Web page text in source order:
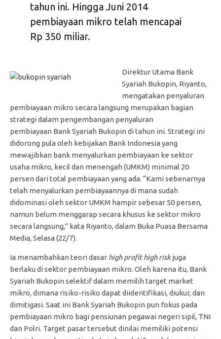
tahun ini. Hingga Juni 2014
pembiayaan mikro telah mencapai
Rp 350 miliar.
Direktur Utama Bank
Syariah Bukopin, Riyanto,
mengatakan penyaluran
pembiayaan mikro secara langsung merupakan bagian
strategi dalam pengembangan penyaluran
pembiayaan Bank Syariah Bukopin di tahun ini. Strategi ini
didorong pula oleh kebijakan Bank Indonesia yang
mewajibkan bank menyalurkan pembiayaan ke sektor
usaha mikro, kecil dan menengah (UMKM) minimal 20
persen dari total pembiayaan yang ada. “Kami sebenarnya
telah menyalurkan pembiayaannya di mana sudah
didominasi oleh sektor UMKM hampir sebesar 50 persen,
namun belum menggarap secara khusus ke sektor mikro
secara langsung,” kata Riyanto, dalam Buka Puasa Bersama
Media, Selasa (22/7).
Ia menambahkan teori dasar high profit high riskjuga
berlaku di sektor pembiayaan mikro. Oleh karena itu, Bank
Syariah Bukopin selektif dalam memilih target market
mikro, dimana risiko-risiko dapat diidentifikasi, diukur, dan
dimitigasi. Saat ini Bank Syariah Bukopin pun fokus pada
pembiayaan mikro bagi pensiunan pegawai negeri sipil, TNI
dan Polri. Target pasar tersebut dinilai memiliki potensi